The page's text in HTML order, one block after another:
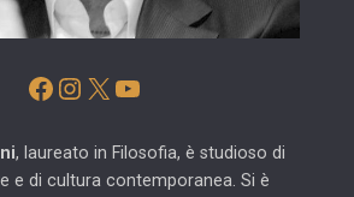
Facebook
Instagram
X YouTube
, laureato in Filosofia, è studioso di
e di cultura contemporanea. Si è